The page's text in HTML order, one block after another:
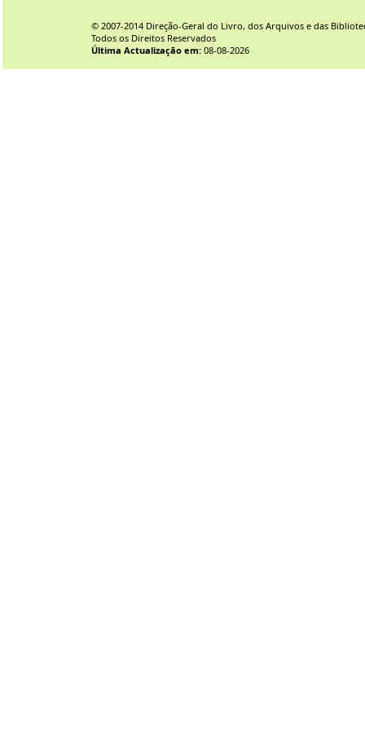
© 2007-2014 Direção-Geral do Livro, dos Arquivos e das
Todos os Direitos Reservados
Última Actualização em: 08-08-2026